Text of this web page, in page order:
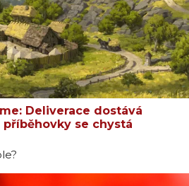
Deliverace dostává
se chystá